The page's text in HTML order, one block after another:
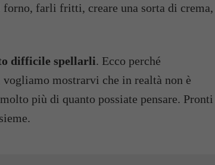
forno, farli fritti, creare una sorta di crema,
difficile spellarli. Ecco perché
vogliamo mostrarvi che in realtà non è
più di quanto possiate pensare. Pronti